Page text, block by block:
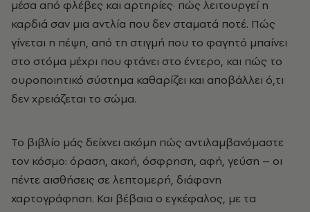
μέσα από φλέβες και αρτηρίες· πώς λειτουργεί η
καρδιά σαν μια αντλία που δεν σταματά ποτέ. Πώς
γίνεται η πέψη, από τη στιγμή που το φαγητό μπαίνει
στο στόμα μέχρι που φτάνει στο έντερο, και πώς το
ουροποιητικό σύστημα καθαρίζει και αποβάλλει ό,τι
δεν χρειάζεται το σώμα.
Το βιβλίο μάς δείχνει ακόμη πώς αντιλαμβανόμαστε
τον κόσμο: όραση, ακοή, όσφρηση, αφή, γεύση – οι
πέντε αισθήσεις σε λεπτομερή, διάφανη
χαρτογράφηση. Και βέβαια ο εγκέφαλος, με τα